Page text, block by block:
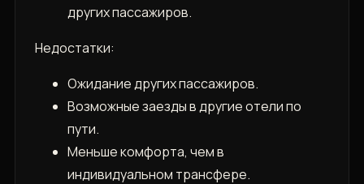
других пассажиров.
Недостатки:
Ожидание других пассажиров.
Возможные заезды в другие отели по
пути.
Меньше комфорта‚ чем в
индивидуальном трансфере.